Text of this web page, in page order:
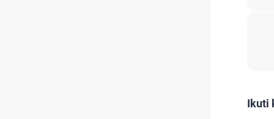
Ikuti